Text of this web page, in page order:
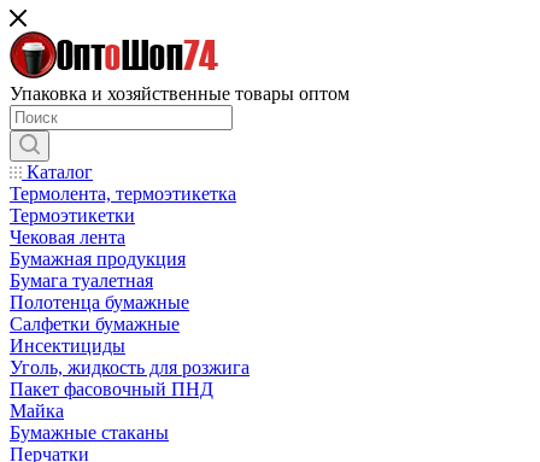
Упаковка и хозяйственные товары оптом
Каталог
Термолента, термоэтикетка
Термоэтикетки
Чековая лента
Бумажная продукция
Бумага туалетная
Полотенца бумажные
Салфетки бумажные
Инсектициды
Уголь, жидкость для розжига
Пакет фасовочный ПНД
Майка
Бумажные стаканы
Перчатки